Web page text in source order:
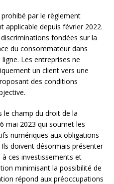
par le règlement
applicable depuis février 2022.
fondées sur la
du consommateur dans
ligne. Les entreprises ne
un client vers une
des conditions
le champ du droit de la
mai 2023 qui soumet les
numériques aux obligations
doivent désormais présenter
ces investissements et
minimisant la possibilité de
répond aux préoccupations